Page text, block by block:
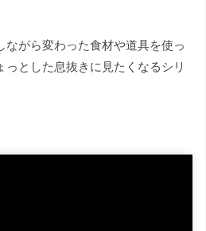
ながら変わった食材や道具を使っ
とした息抜きに見たくなるシリ